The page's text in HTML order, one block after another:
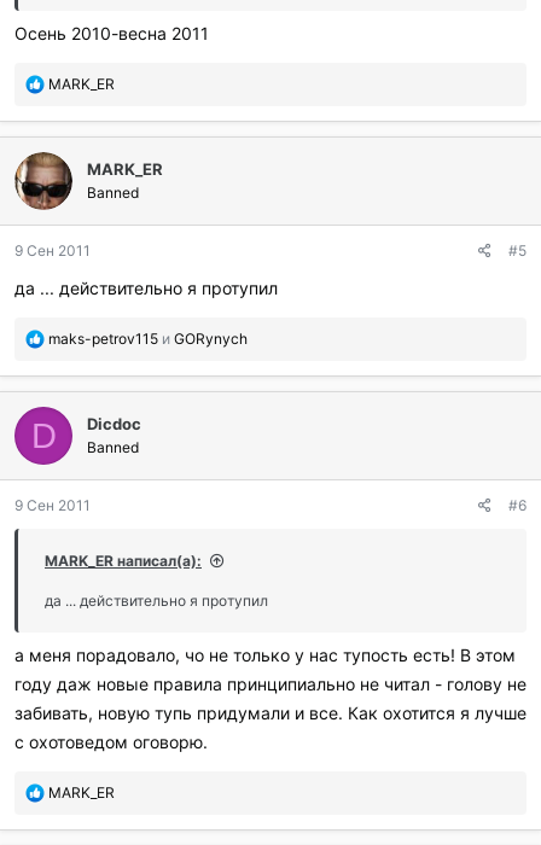
Осень 2010-весна 2011
П
б
л
а
г
о
а
и
и
MARK_ER
MARK_ER
Banned
9 Сен 2011 #5
да ... действительно я протупил
П
б
л
а
г
о
а
и
и
maks-petrov115 и GORynych
D Dicdoc
Banned
9 Сен 2011 #6
MARK_ER написал(а):
да ... действительно я протупил
а меня порадовало, чо не только у нас тупость есть! В этом
году даж новые правила принципиально не читал - голову не
забивать, новую тупь придумали и все. Как охотится я лучше
с охотоведом оговорю.
П
б
MARK_ER